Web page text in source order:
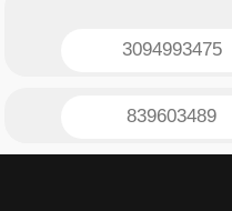
3094993475
839603489